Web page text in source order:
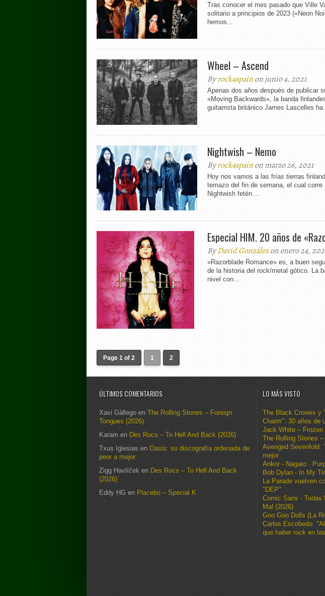
Tras conocer el mes pasado que Ville
solitario a principios de 2023 («Neon
hemos...
Wheel – Ascend
Byrock4spainon junio 4, 2021
Apenas dos años después de publicar
«Moving Backwards», la banda
guitarrista británico James Lascelles
Nightwish – Nemo
Byrock4spainon marzo 26, 2021
Hoy nos vamos a las frías tierras
temazo del fin de semana, el cual
Nightwish fetén....
Especial HIM. 20 años de
ByDavid Gonzálezon enero 24,
«Razorblade Romance» es, a buen
de la historia del rock/metal gótico. La
nivel con...
Page 1 of 2 1 2
ÚLTIMOS COMENTARIOS
Xavi Gàllego en The Rolling Stones – Foreign
Tongues (2026)
Karam en Des Rocs – To Hell And Back (2026)
Txus Iglesias en Oasis: su discografía ordenada de
peor a mejor
Zigg Havlíček en Des Rocs – To Hell And Back
(2026)
Eddy HG en Placebo – Special K
LO MÁS VISTO
The Black Crowes y
Charm": 30 años de
Jack White – Frozen
The Rolling Stones
Avenged Sevenfold:
mejor
Ankor - Nagato ·
Bob Dylan - In My
La Parade vuelven
"DEP"
Comic Sans - Todas
Mal (2026)
Goo Goo Dolls (La
Carlos Escobedo:
que haber rock en